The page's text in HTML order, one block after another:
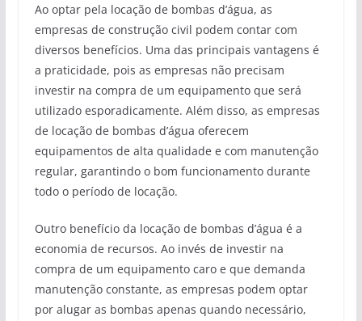
Ao optar pela locação de bombas d’água, as
empresas de construção civil podem contar com
diversos benefícios. Uma das principais vantagens é
a praticidade, pois as empresas não precisam
investir na compra de um equipamento que será
utilizado esporadicamente. Além disso, as empresas
de locação de bombas d’água oferecem
equipamentos de alta qualidade e com manutenção
regular, garantindo o bom funcionamento durante
todo o período de locação.
Outro benefício da locação de bombas d’água é a
economia de recursos. Ao invés de investir na
compra de um equipamento caro e que demanda
manutenção constante, as empresas podem optar
por alugar as bombas apenas quando necessário,